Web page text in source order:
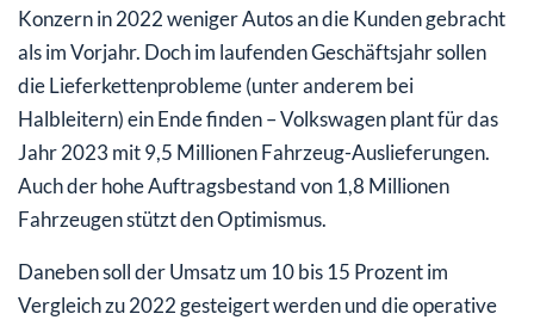
Konzern in 2022 weniger Autos an die Kunden gebracht
als im Vorjahr. Doch im laufenden Geschäftsjahr sollen
die Lieferkettenprobleme (unter anderem bei
Halbleitern) ein Ende finden – Volkswagen plant für das
Jahr 2023 mit 9,5 Millionen Fahrzeug-Auslieferungen.
Auch der hohe Auftragsbestand von 1,8 Millionen
Fahrzeugen stützt den Optimismus.
Daneben soll der Umsatz um 10 bis 15 Prozent im
Vergleich zu 2022 gesteigert werden und die operative